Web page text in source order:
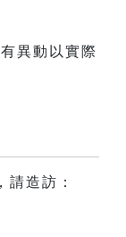
異動以實際
請造訪：